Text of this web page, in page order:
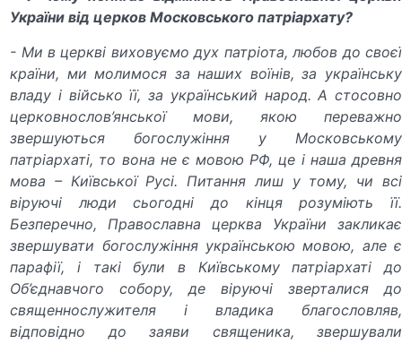
України від церков Московського патріархату?
- Ми в церкві виховуємо дух патріота, любов до своєї
країни, ми молимося за наших воїнів, за українську
владу і військо її, за український народ. А стосовно
церковнослов’янської мови, якою переважно
звершуються богослужіння у Московському
патріархаті, то вона не є мовою РФ, це і наша древня
мова – Київської Русі. Питання лиш у тому, чи всі
віруючі люди сьогодні до кінця розуміють її.
Безперечно, Православна церква України закликає
звершувати богослужіння українською мовою, але є
парафії, і такі були в Київському патріархаті до
Об’єднавчого собору, де віруючі зверталися до
священнослужителя і владика благословляв,
відповідно до заяви священика, звершували